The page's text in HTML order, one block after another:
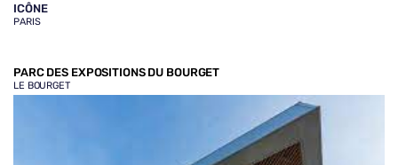
ICÔNE
PARIS
PARC DES EXPOSITIONS DU BOURGET
LE BOURGET